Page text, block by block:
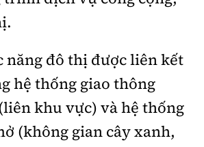
năng đô thị được liên kết
hệ thống giao thông
khu vực) và hệ thống
(không gian cây xanh,